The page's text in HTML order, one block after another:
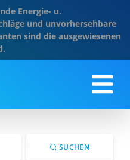
Energie- u.
und unvorhersehbare
sind die ausgewiesenen
SUCHEN